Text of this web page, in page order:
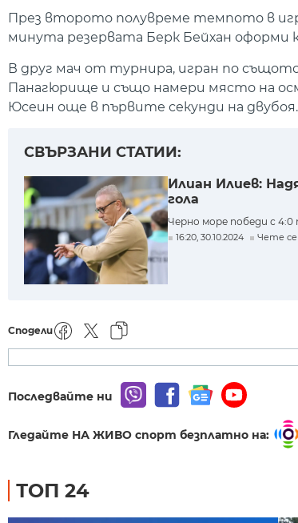
През второто полувреме темпото в
минута резервата Берк Бейхан оформи
В друг мач от турнира, игран по
Панагюрище и също намери място на
Юсеин още в първите секунди на двубоя.
СВЪРЗАНИ СТАТИИ:
Илиан Илиев:
гола
Черно море победи с
16:20, 30.10.2024 Чете се
Сподели
Последвайте ни
Гледайте НА ЖИВО спорт безплатно на:
ТОП 24